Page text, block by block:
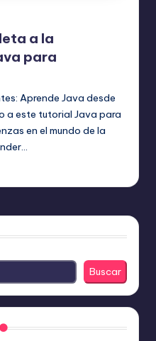
a la
para
Aprende Java desde
a este tutorial Java para
en el mundo de la
Buscar